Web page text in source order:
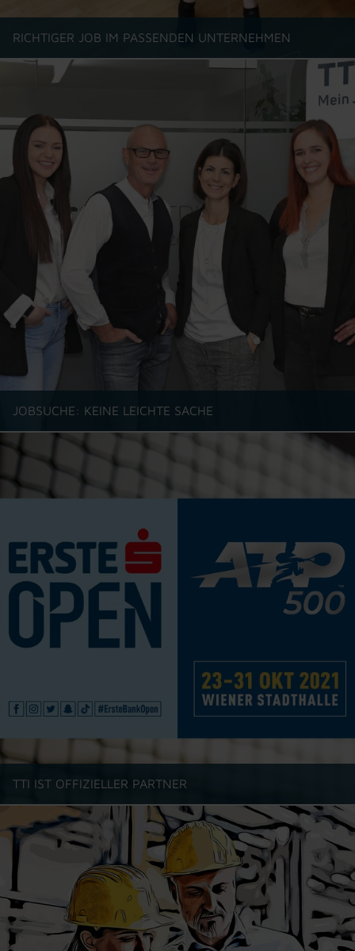
RICHTIGER JOB IM PASSENDEN UNTERNEHMEN
JOBSUCHE: KEINE LEICHTE SACHE
TTI IST OFFIZIELLER PARTNER